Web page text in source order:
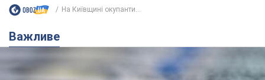
На Київщині окупанти...
Важливе